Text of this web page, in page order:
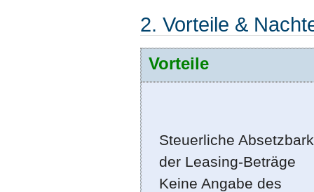
2. Vorteile &
Vorteile
Steuerliche
der Leasing-Beträge
Keine Angabe des